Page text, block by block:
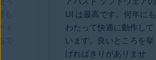
UI は最高です。何年にも
わたって快適に動作して
います。良いところを挙
げればきりがありませ